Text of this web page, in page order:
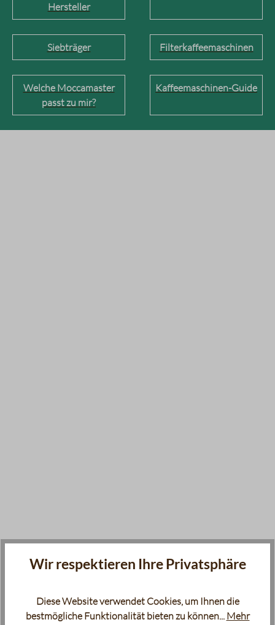
Hersteller
Siebträger Filterkaffeemaschinen
Welche Moccamaster
passt zu mir?
Kaffeemaschinen-Guide
Wir respektieren Ihre Privatsphäre
Diese Website verwendet Cookies, um Ihnen die
bestmögliche Funktionalität bieten zu können... Mehr